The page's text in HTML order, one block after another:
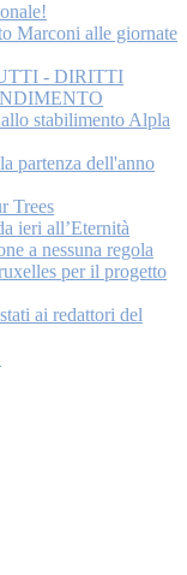
Marconi alle giornate
- DIRITTI
stabilimento Alpla
partenza dell'anno
Trees
ieri all’Eternità
a nessuna regola
per il progetto
ai redattori del